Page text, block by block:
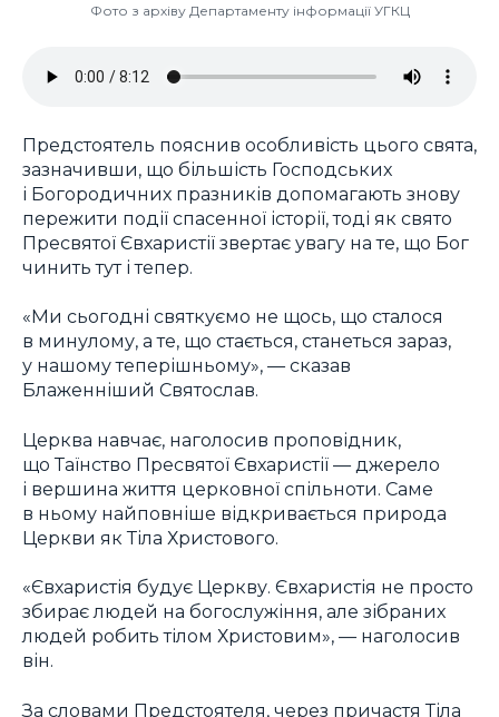
Фото з архіву Департаменту інформації УГКЦ
Предстоятель пояснив особливість цього свята,
зазначивши, що більшість Господських
і Богородичних празників допомагають знову
пережити події спасенної історії, тоді як свято
Пресвятої Євхаристії звертає увагу на те, що Бог
чинить тут і тепер.
«Ми сьогодні святкуємо не щось, що сталося
в минулому, а те, що стається, станеться зараз,
у нашому теперішньому», — сказав
Блаженніший Святослав.
Церква навчає, наголосив проповідник,
що Таїнство Пресвятої Євхаристії — джерело
і вершина життя церковної спільноти. Саме
в ньому найповніше відкривається природа
Церкви як Тіла Христового.
«Євхаристія будує Церкву. Євхаристія не просто
збирає людей на богослужіння, але зібраних
людей робить тілом Христовим», — наголосив
він.
За словами Предстоятеля, через причастя Тіла